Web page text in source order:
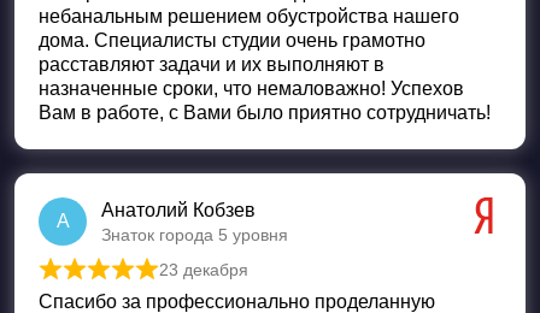
небанальным решением обустройства нашего
дома. Специалисты студии очень грамотно
расставляют задачи и их выполняют в
назначенные сроки, что немаловажно! Успехов
Вам в работе, с Вами было приятно сотрудничать!
А
Анатолий Кобзев
Знаток города 5 уровня
Оценка5 из 5
23 декабря
Спасибо за профессионально проделанную